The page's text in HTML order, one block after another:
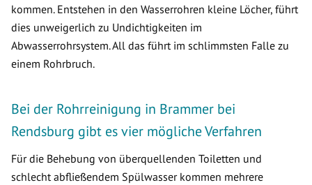
kommen. Entstehen in den Wasserrohren kleine Löcher, führt
dies unweigerlich zu Undichtigkeiten im
Abwasserrohrsystem. All das führt im schlimmsten Falle zu
einem Rohrbruch.
Bei der Rohrreinigung in Brammer bei
Rendsburg gibt es vier mögliche Verfahren
Für die Behebung von überquellenden Toiletten und
schlecht abfließendem Spülwasser kommen mehrere